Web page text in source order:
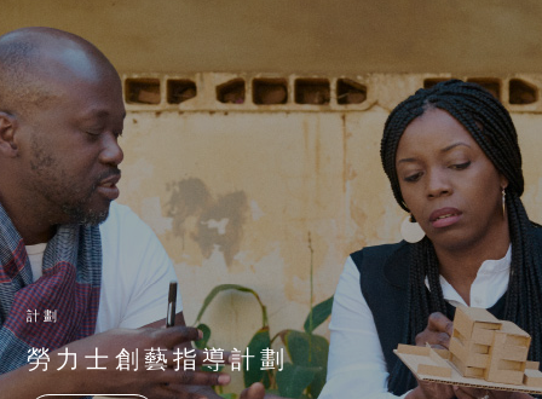
計劃
勞力士創藝指導計劃